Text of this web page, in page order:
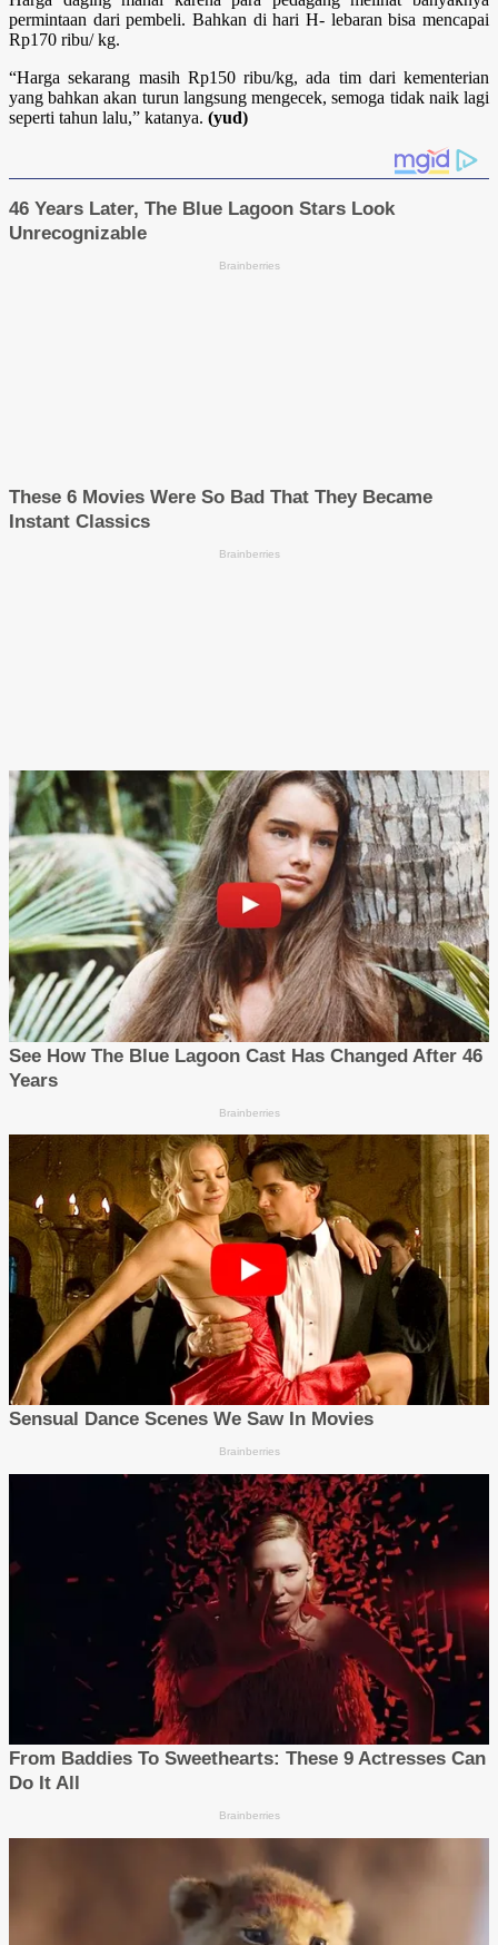
permintaan dari pembeli. Bahkan di hari H- lebaran bisa mencapai
Rp170 ribu/ kg.
“Harga sekarang masih Rp150 ribu/kg, ada tim dari kementerian
yang bahkan akan turun langsung mengecek, semoga tidak naik lagi
seperti tahun lalu,” katanya. (yud)